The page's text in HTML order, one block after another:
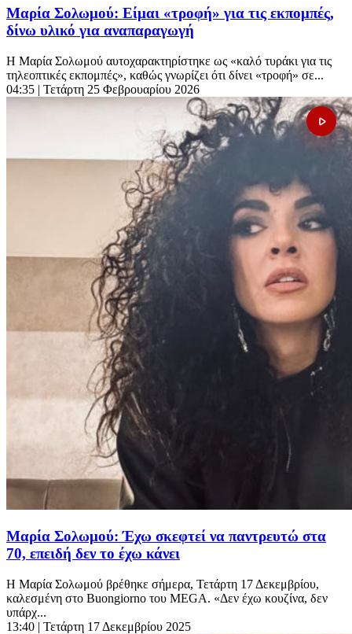
Μαρία Σολωμού: Είμαι «τροφή» για τις εκπομπές,
δίνω υλικό για αναπαραγωγή
Η Μαρία Σολωμού αυτοχαρακτηρίστηκε ως «καλό τυράκι για τις
τηλεοπτικές εκπομπές», καθώς γνωρίζει ότι δίνει «τροφή» σε...
04:35 | Τετάρτη 25 Φεβρουαρίου 2026
Μαρία Σολωμού: Έχω σκεφτεί να παντρευτώ στα
70, επειδή δεν το έχω κάνει
Η Μαρία Σολωμού βρέθηκε σήμερα, Τετάρτη 17 Δεκεμβρίου,
καλεσμένη στο Buongiorno του MEGA. «Δεν έχω κουζίνα, δεν
υπάρχ...
13:40 | Τετάρτη 17 Δεκεμβρίου 2025